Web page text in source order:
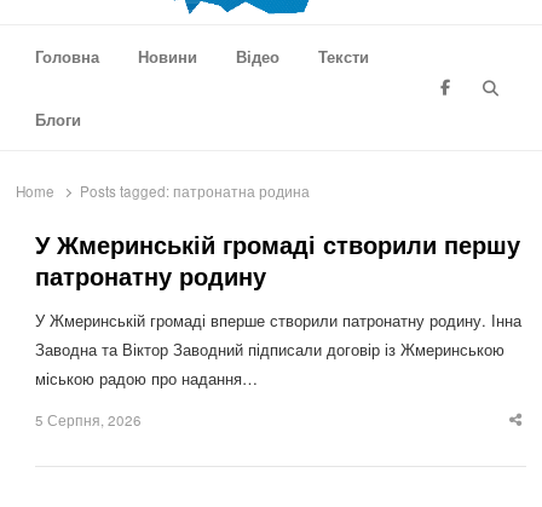
Головна
Новини Відео Тексти
Блоги
Home Posts tagged: патронатна родина
У Жмеринській громаді створили першу
патронатну родину
У Жмеринській громаді вперше створили патронатну родину. Інна
Заводна та Віктор Заводний підписали договір із Жмеринською
міською радою про надання…
5 Серпня, 2026